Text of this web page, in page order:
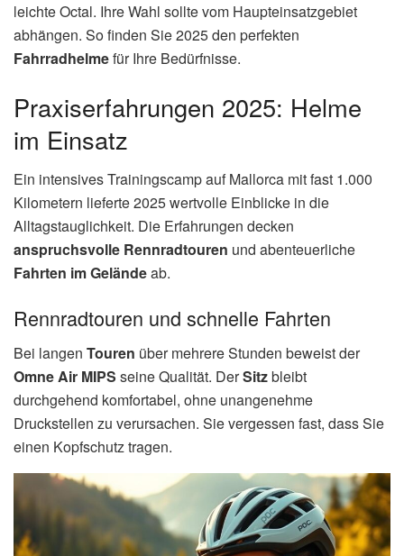
leichte Octal. Ihre Wahl sollte vom Haupteinsatzgebiet
abhängen. So finden Sie 2025 den perfekten
Fahrradhelmefür Ihre Bedürfnisse.
Praxiserfahrungen 2025: Helme
im Einsatz
Ein intensives Trainingscamp auf Mallorca mit fast 1.000
Kilometern lieferte 2025 wertvolle Einblicke in die
Alltagstauglichkeit. Die Erfahrungen decken
anspruchsvolle Rennradtouren und abenteuerliche
Fahrten im Geländeab.
Rennradtouren und schnelle Fahrten
Bei langen Touren über mehrere Stunden beweist der
Omne Air MIPS seine Qualität. DerSitzbleibt
durchgehend komfortabel, ohne unangenehme
Druckstellen zu verursachen. Sie vergessen fast, dass Sie
einen Kopfschutz tragen.